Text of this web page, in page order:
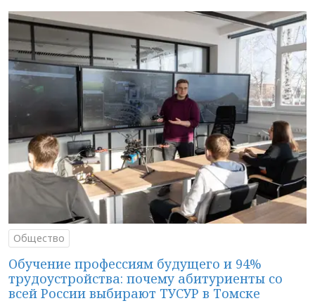
Общество
Обучение профессиям будущего и 94%
трудоустройства: почему абитуриенты со
всей России выбирают ТУСУР в Томске